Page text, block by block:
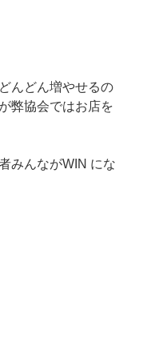
んどん増やせるの
弊協会ではお店を
みんながWIN にな